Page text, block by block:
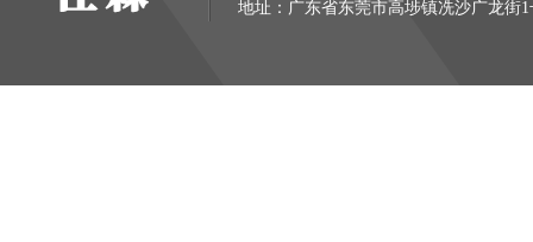
地址：广东省东莞市高埗镇冼沙广龙街1